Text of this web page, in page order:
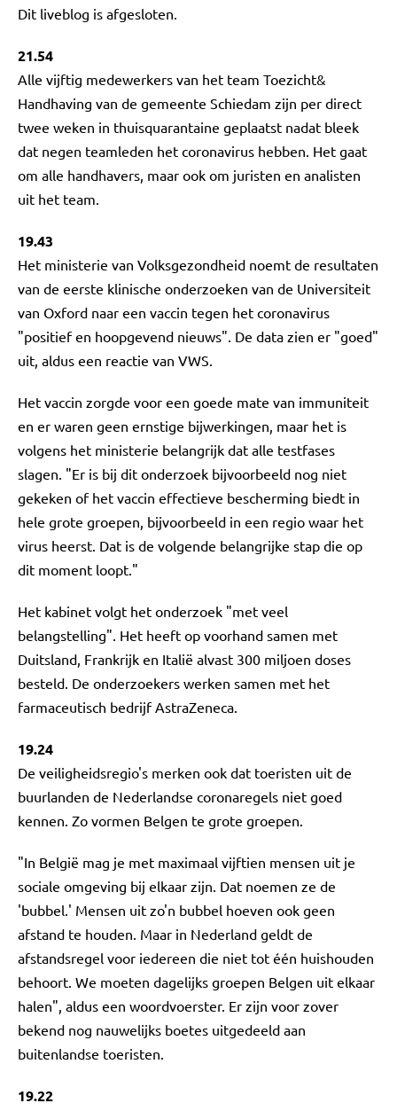
Dit liveblog is afgesloten.
21.54
Alle vijftig medewerkers van het team Toezicht&
Handhaving van de gemeente Schiedam zijn per direct
twee weken in thuisquarantaine geplaatst nadat bleek
dat negen teamleden het coronavirus hebben. Het gaat
om alle handhavers, maar ook om juristen en analisten
uit het team.
19.43
Het ministerie van Volksgezondheid noemt de resultaten
van de eerste klinische onderzoeken van de Universiteit
van Oxford naar een vaccin tegen het coronavirus
"positief en hoopgevend nieuws". De data zien er "goed"
uit, aldus een reactie van VWS.
Het vaccin zorgde voor een goede mate van immuniteit
en er waren geen ernstige bijwerkingen, maar het is
volgens het ministerie belangrijk dat alle testfases
slagen. "Er is bij dit onderzoek bijvoorbeeld nog niet
gekeken of het vaccin effectieve bescherming biedt in
hele grote groepen, bijvoorbeeld in een regio waar het
virus heerst. Dat is de volgende belangrijke stap die op
dit moment loopt."
Het kabinet volgt het onderzoek "met veel
belangstelling". Het heeft op voorhand samen met
Duitsland, Frankrijk en Italië alvast 300 miljoen doses
besteld. De onderzoekers werken samen met het
farmaceutisch bedrijf AstraZeneca.
19.24
De veiligheidsregio's merken ook dat toeristen uit de
buurlanden de Nederlandse coronaregels niet goed
kennen. Zo vormen Belgen te grote groepen.
"In België mag je met maximaal vijftien mensen uit je
sociale omgeving bij elkaar zijn. Dat noemen ze de
'bubbel.' Mensen uit zo'n bubbel hoeven ook geen
afstand te houden. Maar in Nederland geldt de
afstandsregel voor iedereen die niet tot één huishouden
behoort. We moeten dagelijks groepen Belgen uit elkaar
halen", aldus een woordvoerster. Er zijn voor zover
bekend nog nauwelijks boetes uitgedeeld aan
buitenlandse toeristen.
19.22